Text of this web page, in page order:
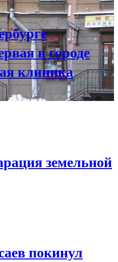
в городе
клиника
земельной
покинул